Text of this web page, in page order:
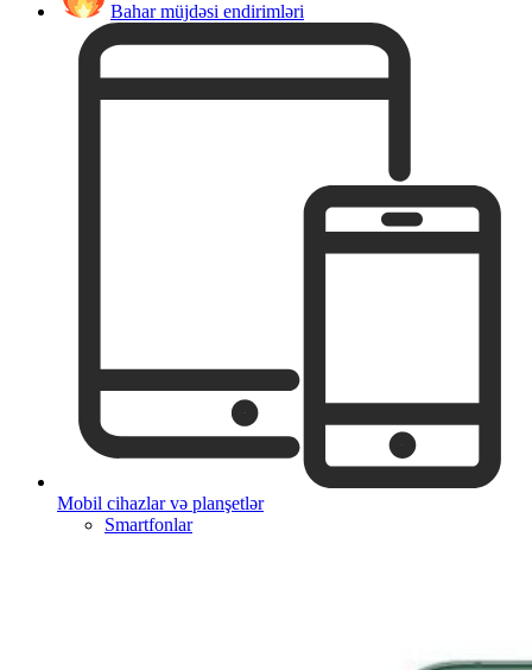
Bahar müjdəsi endirimləri
Mobil cihazlar və planşetlər
Smartfonlar